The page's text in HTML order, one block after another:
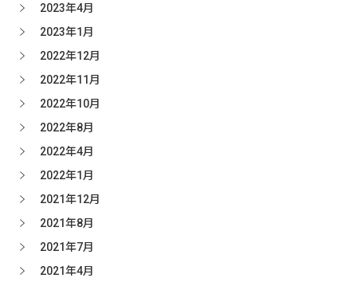
2023年4月
2023年1月
2022年12月
2022年11月
2022年10月
2022年8月
2022年4月
2022年1月
2021年12月
2021年8月
2021年7月
2021年4月